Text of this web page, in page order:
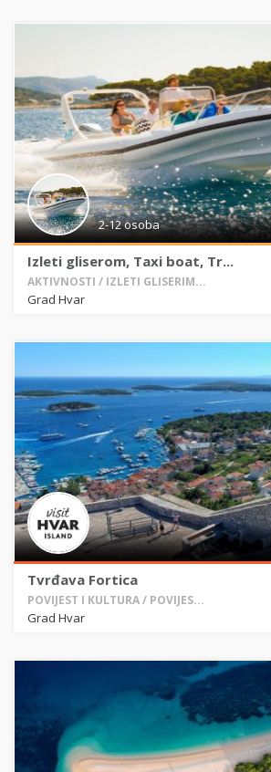
2-12 osoba
Izleti gliserom, Taxi boat, Tr...
AKTIVNOSTI / IZLETI GLISERIM...
Grad Hvar
Tvrđava Fortica
POVIJEST I KULTURA / POVIJES...
Grad Hvar